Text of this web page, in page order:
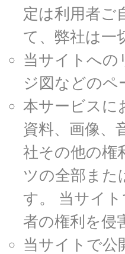
定は利用者ご
て、弊社は一
当サイトへの
ジ図などのペ
本サービスに
資料、画像、
社その他の権
ツの全部また
す。 当サイ
者の権利を侵
当サイトで公